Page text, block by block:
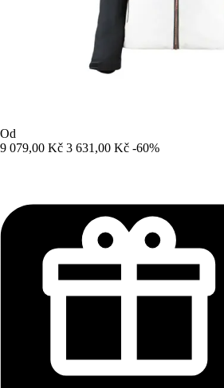
Od
9 079,00 Kč 3 631,00 Kč -60%